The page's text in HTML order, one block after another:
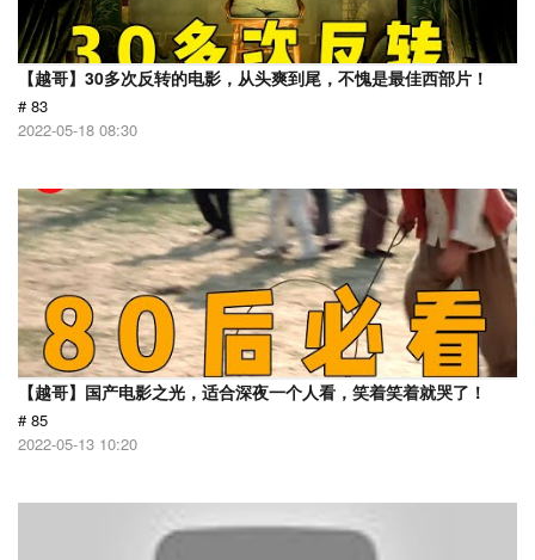
【越哥】30多次反转的电影，从头爽到尾，不愧是最佳西部片！
# 83
2022-05-18 08:30
【越哥】国产电影之光，适合深夜一个人看，笑着笑着就哭了！
# 85
2022-05-13 10:20